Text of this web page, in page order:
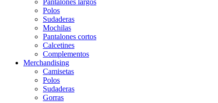
Pantalones largos
Polos
Sudaderas
Mochilas
Pantalones cortos
Calcetines
Complementos
Merchandising
Camisetas
Polos
Sudaderas
Gorras